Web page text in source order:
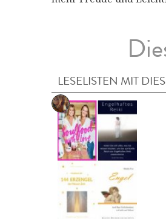
LESELISTEN MIT